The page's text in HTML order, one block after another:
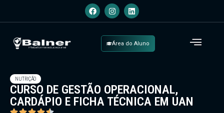
Área do Aluno
NUTRIÇÃO
CURSO DE GESTÃO OPERACIONAL,
CARDÁPIO E FICHA TÉCNICA EM UAN